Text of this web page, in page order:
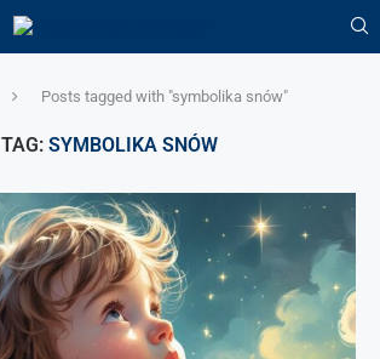
Posts tagged with "symbolika snów"
TAG: SYMBOLIKA SNÓW